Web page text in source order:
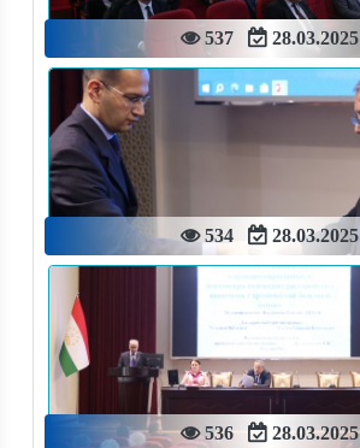
537 28.03.2025
534 28.03.2025
536 28.03.2025